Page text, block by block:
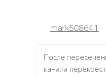
mark508641
После
канала